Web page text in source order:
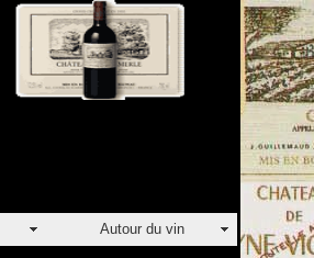
Autour du vin